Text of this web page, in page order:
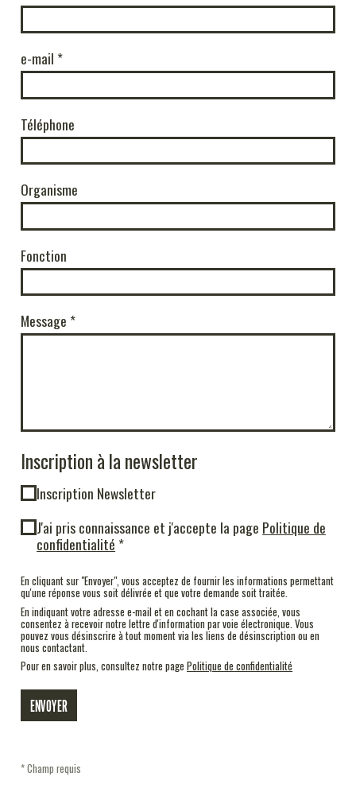
e-mail
Téléphone
Organisme
Fonction
Message
Inscription à la newsletter
Inscription Newsletter
J'ai pris connaissance et j'accepte la page Politique de
confidentialité
En cliquant sur "Envoyer", vous acceptez de fournir les informations permettant
qu'une réponse vous soit délivrée et que votre demande soit traitée.
En indiquant votre adresse e-mail et en cochant la case associée, vous
consentez à recevoir notre lettre d'information par voie électronique. Vous
pouvez vous désinscrire à tout moment via les liens de désinscription ou en
nous contactant.
Pour en savoir plus, consultez notre pagePolitique de confidentialité
* Champ requis